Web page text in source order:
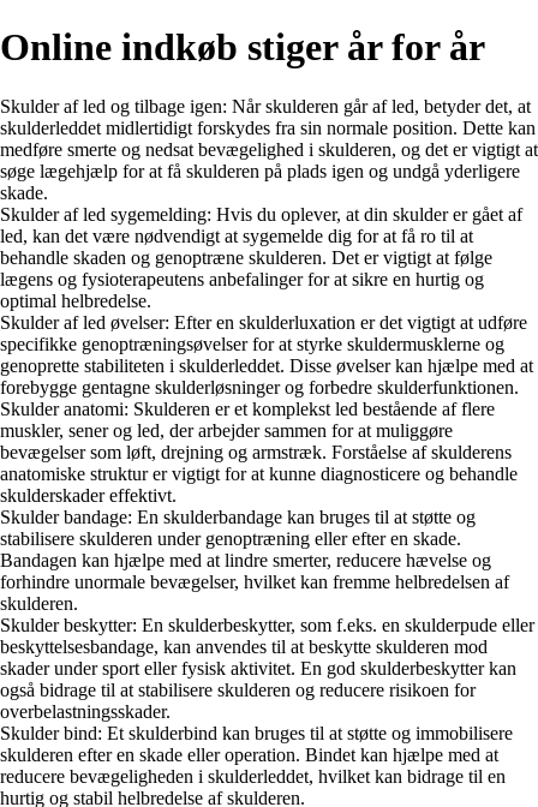
Online indkøb stiger år for år
Skulder af led og tilbage igen: Når skulderen går af led, betyder det, at
skulderleddet midlertidigt forskydes fra sin normale position. Dette kan
medføre smerte og nedsat bevægelighed i skulderen, og det er vigtigt at
søge lægehjælp for at få skulderen på plads igen og undgå yderligere
skade.
Skulder af led sygemelding: Hvis du oplever, at din skulder er gået af
led, kan det være nødvendigt at sygemelde dig for at få ro til at
behandle skaden og genoptræne skulderen. Det er vigtigt at følge
lægens og fysioterapeutens anbefalinger for at sikre en hurtig og
optimal helbredelse.
Skulder af led øvelser: Efter en skulderluxation er det vigtigt at udføre
specifikke genoptræningsøvelser for at styrke skuldermusklerne og
genoprette stabiliteten i skulderleddet. Disse øvelser kan hjælpe med at
forebygge gentagne skulderløsninger og forbedre skulderfunktionen.
Skulder anatomi: Skulderen er et komplekst led bestående af flere
muskler, sener og led, der arbejder sammen for at muliggøre
bevægelser som løft, drejning og armstræk. Forståelse af skulderens
anatomiske struktur er vigtigt for at kunne diagnosticere og behandle
skulderskader effektivt.
Skulder bandage: En skulderbandage kan bruges til at støtte og
stabilisere skulderen under genoptræning eller efter en skade.
Bandagen kan hjælpe med at lindre smerter, reducere hævelse og
forhindre unormale bevægelser, hvilket kan fremme helbredelsen af
skulderen.
Skulder beskytter: En skulderbeskytter, som f.eks. en skulderpude eller
beskyttelsesbandage, kan anvendes til at beskytte skulderen mod
skader under sport eller fysisk aktivitet. En god skulderbeskytter kan
også bidrage til at stabilisere skulderen og reducere risikoen for
overbelastningsskader.
Skulder bind: Et skulderbind kan bruges til at støtte og immobilisere
skulderen efter en skade eller operation. Bindet kan hjælpe med at
reducere bevægeligheden i skulderleddet, hvilket kan bidrage til en
hurtig og stabil helbredelse af skulderen.